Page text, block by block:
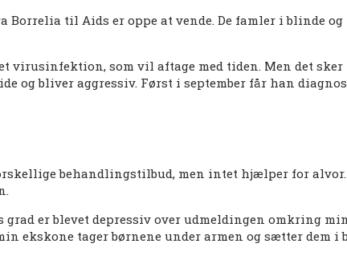
til Aids er oppe at vende. De famler i blinde
virusinfektion, som vil aftage med tiden. Men det sker
og bliver aggressiv. Først i september får han
behandlingstilbud, men intet hjælper for alvor.
grad er blevet depressiv over udmeldingen omkring
ekskone tager børnene under armen og sætter dem